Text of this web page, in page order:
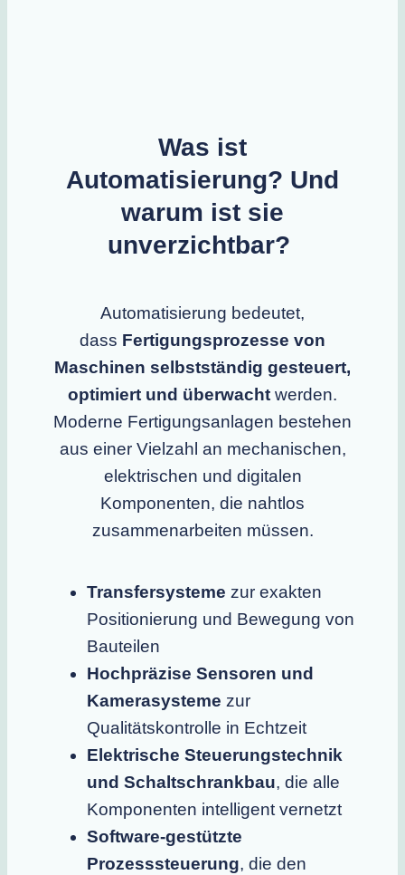
Was ist
Automatisierung? Und
warum ist sie
unverzichtbar?
Automatisierung bedeutet,
dass Fertigungsprozesse von
Maschinen selbstständig gesteuert,
optimiert und überwacht werden.
Moderne Fertigungsanlagen bestehen
aus einer Vielzahl an mechanischen,
elektrischen und digitalen
Komponenten, die nahtlos
zusammenarbeiten müssen.
Transfersysteme zur exakten
Positionierung und Bewegung von
Bauteilen
Hochpräzise Sensoren und
Kamerasysteme zur
Qualitätskontrolle in Echtzeit
Elektrische Steuerungstechnik
und Schaltschrankbau, die alle
Komponenten intelligent vernetzt
Software-gestützte
Prozesssteuerung, die den